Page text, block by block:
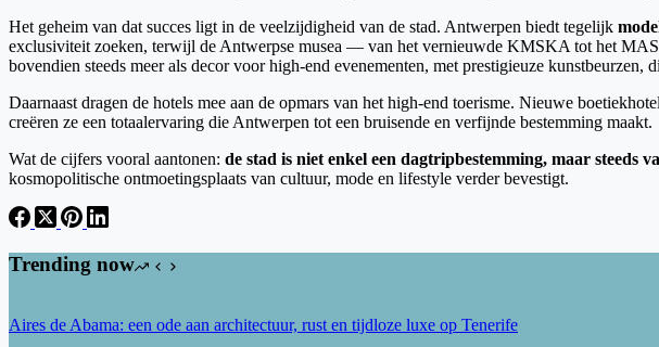
Het geheim van dat succes ligt in de veelzijdigheid van de stad. Antwerpen biedt tegelijk
exclusiviteit zoeken, terwijl de Antwerpse musea — van het vernieuwde KMSKA tot het
bovendien steeds meer als decor voor high-end evenementen, met prestigieuze kunstbeurzen,
Daarnaast dragen de hotels mee aan de opmars van het high-end toerisme. Nieuwe
creëren ze een totaalervaring die Antwerpen tot een bruisende en verfijnde bestemming maakt.
Wat de cijfers vooral aantonen: de stad is niet enkel een dagtripbestemming, maar steeds
kosmopolitische ontmoetingsplaats van cultuur, mode en lifestyle verder bevestigt.
Trending now
Aires de Abama: een ode aan architectuur, rust en tijdloze luxe op Tenerife